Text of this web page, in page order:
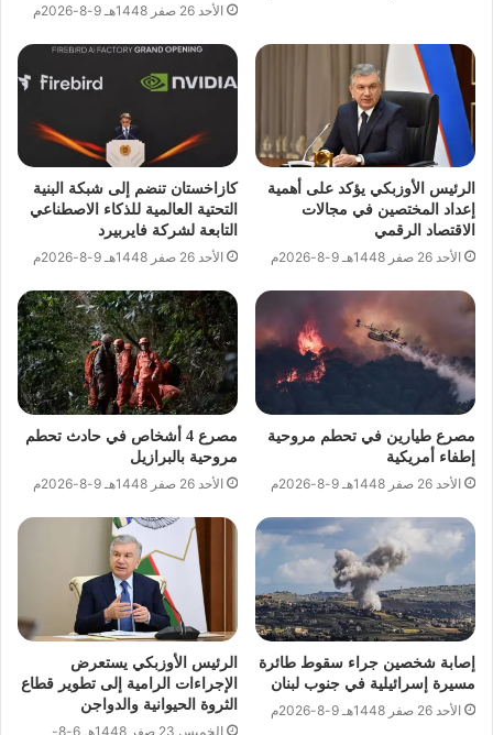
الأحد 26 صفر 1448هـ 9-8-2026م
الرئيس الأوزبكي يؤكد على أهمية
إعداد المختصين في مجالات
الاقتصاد الرقمي
الأحد 26 صفر 1448هـ 9-8-2026م
كازاخستان تنضم إلى شبكة البنية
التحتية العالمية للذكاء الاصطناعي
التابعة لشركة فايربيرد
الأحد 26 صفر 1448هـ 9-8-2026م
مصرع طيارين في تحطم مروحية
إطفاء أمريكية
الأحد 26 صفر 1448هـ 9-8-2026م
مصرع 4 أشخاص في حادث تحطم
مروحية بالبرازيل
الأحد 26 صفر 1448هـ 9-8-2026م
إصابة شخصين جراء سقوط طائرة
مسيرة إسرائيلية في جنوب لبنان
الأحد 26 صفر 1448هـ 9-8-2026م
الرئيس الأوزبكي يستعرض
الإجراءات الرامية إلى تطوير قطاع
الثروة الحيوانية والدواجن
الخميس 23 صفر 1448هـ 6-8-